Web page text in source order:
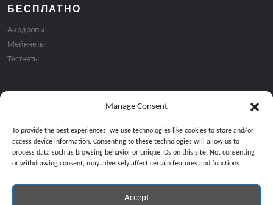
Manage Consent
To provide the best experiences, we use technologies like cookies to store and/or
access device information. Consenting to these technologies will allow us to
process data such as browsing behavior or unique IDs on this site. Not consenting
or withdrawing consent, may adversely affect certain features and functions.
Accept
БЕСПЛАТНО
Аирдропы
Мейннеты
Тестнеты
Подписка на email рассылку: